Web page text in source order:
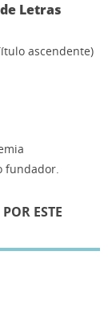
Letras
ascendente)
fundador.
ESTE